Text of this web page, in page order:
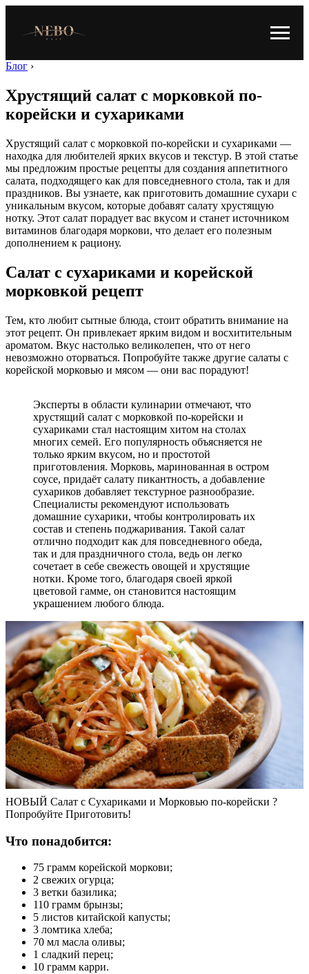
Блог ›
Хрустящий салат с морковкой по-
корейски и сухариками
Хрустящий салат с морковкой по-корейски и сухариками —
находка для любителей ярких вкусов и текстур. В этой статье
мы предложим простые рецепты для создания аппетитного
салата, подходящего как для повседневного стола, так и для
праздников. Вы узнаете, как приготовить домашние сухари с
уникальным вкусом, которые добавят салату хрустящую
нотку. Этот салат порадует вас вкусом и станет источником
витаминов благодаря моркови, что делает его полезным
дополнением к рациону.
Салат с сухариками и корейской
морковкой рецепт
Тем, кто любит сытные блюда, стоит обратить внимание на
этот рецепт. Он привлекает ярким видом и восхитительным
ароматом. Вкус настолько великолепен, что от него
невозможно оторваться. Попробуйте также другие салаты с
корейской морковью и мясом — они вас порадуют!
Эксперты в области кулинарии отмечают, что
хрустящий салат с морковкой по-корейски и
сухариками стал настоящим хитом на столах
многих семей. Его популярность объясняется не
только ярким вкусом, но и простотой
приготовления. Морковь, маринованная в остром
соусе, придаёт салату пикантность, а добавление
сухариков добавляет текстурное разнообразие.
Специалисты рекомендуют использовать
домашние сухарики, чтобы контролировать их
состав и степень поджаривания. Такой салат
отлично подходит как для повседневного обеда,
так и для праздничного стола, ведь он легко
сочетает в себе свежесть овощей и хрустящие
нотки. Кроме того, благодаря своей яркой
цветовой гамме, он становится настоящим
украшением любого блюда.
НОВЫЙ Салат с Сухариками и Морковью по-корейски ?
Попробуйте Приготовить!
Что понадобится:
75 грамм корейской моркови;
2 свежих огурца;
3 ветки базилика;
110 грамм брынзы;
5 листов китайской капусты;
3 ломтика хлеба;
70 мл масла оливы;
1 сладкий перец;
10 грамм карри.